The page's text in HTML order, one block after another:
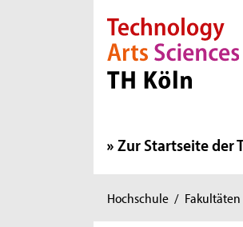
Direkt zur
Direkt zur Subnavigation
Direkt zum Inhalt
Direkt zum Fußbereich
Zur Startseite der
Sie
Hochschule / Fakultäten